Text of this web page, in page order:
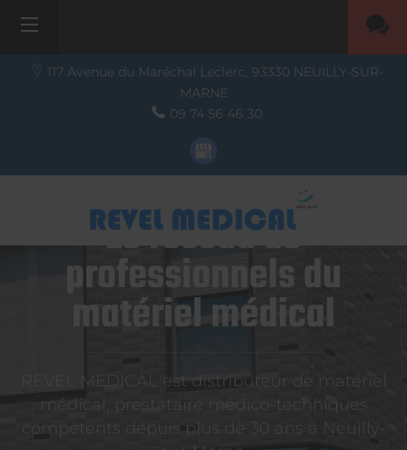
117 Avenue du Maréchal Leclerc, 93330 NEUILLY-SUR-
MARNE
09 74 56 46 30
Le réseau de
professionnels du
matériel médical
REVEL MEDICAL est distributeur de matériel
médical, prestataire médico-techniques
compétents depuis plus de 30 ans à Neuilly-